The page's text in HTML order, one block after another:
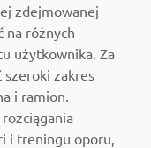
zdejmowanej
na różnych
użytkownika. Za
szeroki zakres
i ramion.
i treningu oporu,